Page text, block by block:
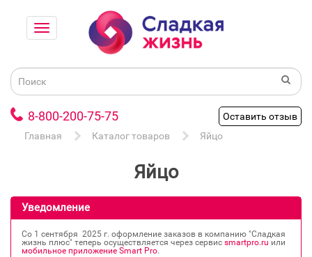
8-800-200-75-75
Оставить отзыв
Главная
Каталог товаров Яйцо
Яйцо
Уведомление
Со 1 сентября 2025 г. оформление заказов в компанию "Сладкая
жизнь плюс" теперь осуществляется через сервис smartpro.ru или
мобильное приложение Smart Pro.